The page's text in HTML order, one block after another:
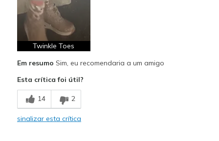
Attractive Design
Breathe Well
Comfortable
Durable
Stylish
Melhores utilizações
Casual Wear
Twinkle Toes
Em resumo Sim, eu recomendaria a um amigo
Esta crítica foi útil?
14 2
sinalizar esta crítica